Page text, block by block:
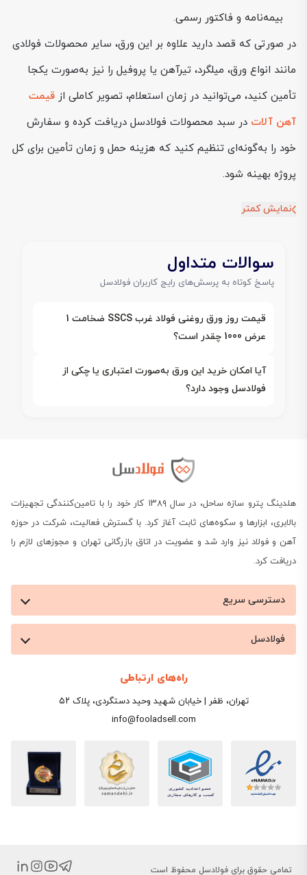
بیمه‌نامه و فاکتور رسمی.
در صورتی که قصد دارید علاوه بر این ورق، سایر محصولات فولادی
مانند انواع ورق، میلگرد، تیرآهن یا پروفیل را نیز به‌صورت یکجا
تأمین کنید، می‌توانید در زمان استعلام، تصویر کاملی از قیمت
آهن آلات در سبد محصولات فولادسل دریافت کرده و سفارش
خود را به‌گونه‌ای تنظیم کنید که هزینه حمل و زمان تأمین برای کل
پروژه بهینه شود.
نمایش کمتر
سوالات متداول
پاسخ کوتاه به پرسش‌های رایج کاربران فولادسل
قیمت روز ورق روغنی فولاد غرب SSCS ضخامت 1
عرض 1000 چقدر است؟
آیا امکان خرید این ورق به‌صورت اعتباری یا چکی از
فولادسل وجود دارد؟
هلدینگ پترو سازه ساحل، در سال ۱۳۸۹ کار خود را با تامین‌کنندگی تجهیزات
بالابری، ابزارها و سکوه‌های ثابت آغاز کرد. با گسترش فعالیت، شرکت در حوزه
آهن و فولاد نیز وارد شد و عضویت در اتاق بازرگانی تهران و مجوزهای لازم را
دریافت کرد.
دسترسی سریع
فولادسل
راه‌های ارتباطی
تهران، ظفر | خیابان شهید وحید دستگردی، پلاک ۵۲
info@fooladsell.com
تمامی حقوق برای فولادسل محفوظ است